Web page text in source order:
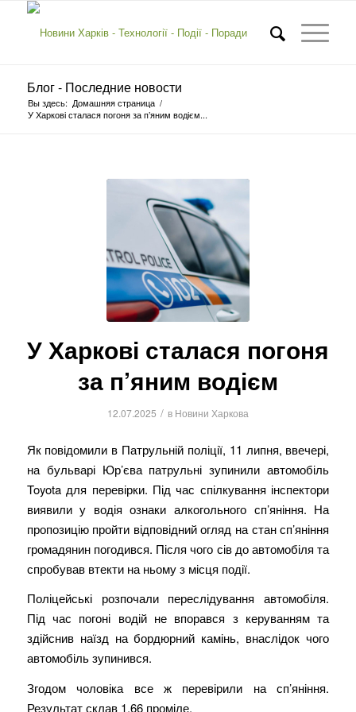
Блог - Последние новости
Вы здесь: Домашняя страница /
У Харкові сталася погоня за п’яним водієм...
У Харкові сталася погоня
за п’яним водієм
12.07.2025 / в Новини Харкова
Як повідомили в Патрульній поліції, 11 липня, ввечері,
на бульварі Юр’єва патрульні зупинили автомобіль
Toyota для перевірки. Під час спілкування інспектори
виявили у водія ознаки алкогольного сп’яніння. На
пропозицію пройти відповідний огляд на стан сп’яніння
громадянин погодився. Після чого сів до автомобіля та
спробував втекти на ньому з місця події.
Поліцейські розпочали переслідування автомобіля.
Під час погоні водій не впорався з керуванням та
здійснив наїзд на бордюрний камінь, внаслідок чого
автомобіль зупинився.
Згодом чоловіка все ж перевірили на сп’яніння.
Результат склав 1,66 проміле.